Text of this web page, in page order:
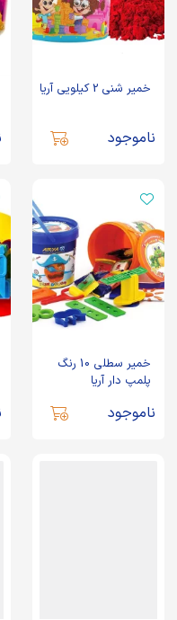
خمیر شنی 2 کیلویی آریا
ناموجود
خمیر سطلی 10 رنگ
پلمپ دار آریا
ناموجود